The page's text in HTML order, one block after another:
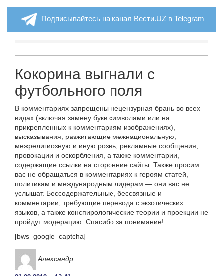
Подписывайтесь на канал Вести.UZ в Telegram
Кокорина выгнали с
футбольного поля
В комментариях запрещены нецензурная брань во всех
видах (включая замену букв символами или на
прикрепленных к комментариям изображениях),
высказывания, разжигающие межнациональную,
межрелигиозную и иную рознь, рекламные сообщения,
провокации и оскорбления, а также комментарии,
содержащие ссылки на сторонние сайты. Также просим
вас не обращаться в комментариях к героям статей,
политикам и международным лидерам — они вас не
услышат. Бессодержательные, бессвязные и
комментарии, требующие перевода с экзотических
языков, а также конспирологические теории и проекции не
пройдут модерацию. Спасибо за понимание!
[bws_google_captcha]
Александр: